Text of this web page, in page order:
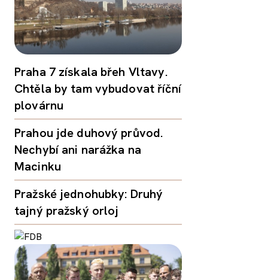
Praha 7 získala břeh Vltavy.
Chtěla by tam vybudovat říční
plovárnu
Prahou jde duhový průvod.
Nechybí ani narážka na
Macinku
Pražské jednohubky: Druhý
tajný pražský orloj